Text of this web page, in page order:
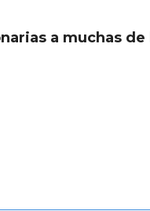
a muchas de